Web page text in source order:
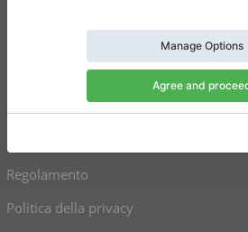
Regolamento
Politica della privacy